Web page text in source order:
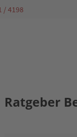
/ 4198
Ratgeber